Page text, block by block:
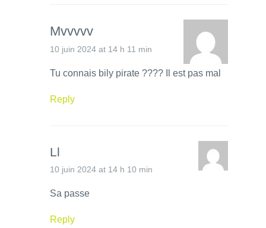
Mvvvvv
10 juin 2024 at 14 h 11 min
Tu connais bily pirate ???? Il est pas mal
Reply
Ll
10 juin 2024 at 14 h 10 min
Sa passe
Reply